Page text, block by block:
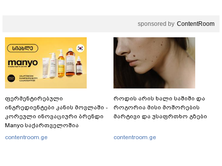
sponsored by ContentRoom
ფერმენტირებული
ინგრედიენტები კანის მოვლაში -
კორეული ინოვაციური ბრენდი
Manyo საქართველოშია
contentroom.ge
როდის არის ხალი საშიში და
როგორია მისი მოშორების
მარტივი და უსაფრთხო გზები
contentroom.ge